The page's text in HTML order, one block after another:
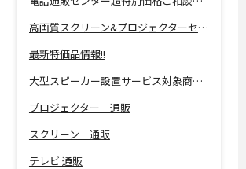
高画質スクリーン&プロジェクターセット超特価！
最新特価品情報!!
大型スピーカー設置サービス対象商品！
プロジェクター 通販
スクリーン 通販
テレビ 通販